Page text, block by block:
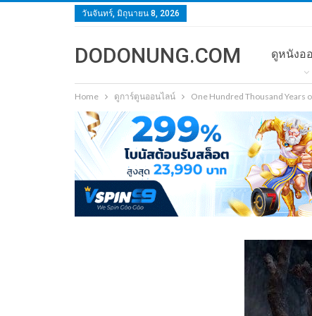
วันจันทร์, มิถุนายน 8, 2026
DODONUNG.COM ดูหนังอ
Home ดูการ์ตูนออนไลน์ One Hundred Thousand